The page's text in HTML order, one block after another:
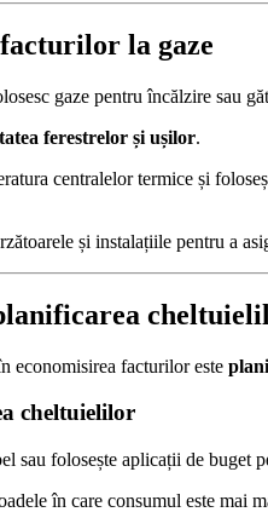
la gaze
gaze pentru încălzire sau
ferestrelor și ușilor.
centralelor termice și
și instalațiile pentru a
economisirea facturilor este
cheltuielilor
sau folosește aplicații de buget
în care consumul este mai